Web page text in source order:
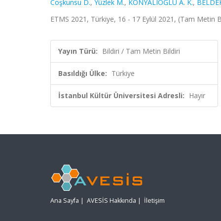
Coşkunsu D., Yüzlek M., KONYALIOĞLU A. K.,
ETMS 2021, Türkiye, 16 - 17 Eylül 2021, (Tam Metin
Yayın Türü: Bildiri / Tam Metin Bildiri
Basıldığı Ülke: Türkiye
İstanbul Kültür Üniversitesi Adresli: Hayır
Ana Sayfa | AVESİS Hakkında | İletişim